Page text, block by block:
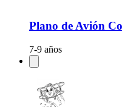
Plano de Avión
7-9 años